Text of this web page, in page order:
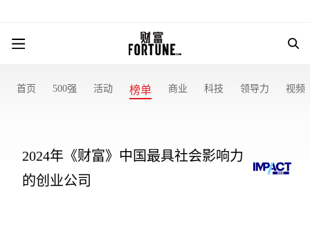
首页 500强 活动 榜单 商业 科技 领导力 视频
2024年《财富》中国最具社会影响力
的创业公司